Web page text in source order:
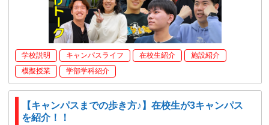
学校説明 キャンパスライフ 在校生紹介
施設紹介
模擬授業
学部学科紹介
【キャンパスまでの歩き方♪】在校生が3キャンパス
を紹介！！